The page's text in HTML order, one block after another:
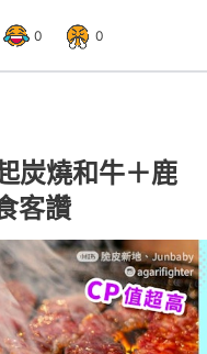
0 0
炭燒和牛＋鹿
客讚